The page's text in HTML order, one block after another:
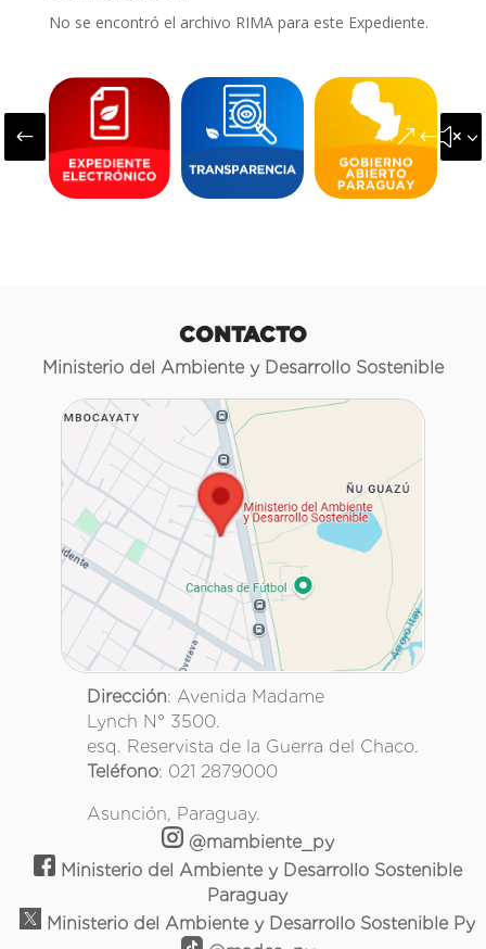
No se encontró el archivo RIMA para este Expediente.
#
CONTACTO
Ministerio del Ambiente y Desarrollo Sostenible
Dirección: Avenida Madame
Lynch N° 3500.
esq. Reservista de la Guerra del Chaco.
Teléfono: 021 2879000
Asunción, Paraguay.
@mambiente_py
Ministerio del Ambiente y Desarrollo Sostenible
Paraguay
Ministerio del Ambiente y Desarrollo Sostenible Py